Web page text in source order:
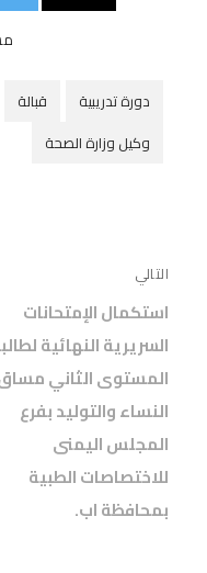
دورة تدريبية قبالة
وكيل وزارة الصحة
التالي
استكمال الإمتحانات
السريرية النهائية
المستوى الثاني
النساء والتوليد بفرع
المجلس اليمنى
للاختصاصات الطبية
بمحافظة اب.